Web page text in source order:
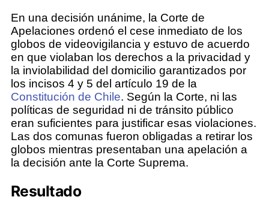
En una decisión unánime, la Corte de
Apelaciones ordenó el cese inmediato de los
globos de videovigilancia y estuvo de acuerdo
en que violaban los derechos a la privacidad y
la inviolabilidad del domicilio garantizados por
los incisos 4 y 5 del artículo 19 de la
Constitución de Chile. Según la Corte, ni las
políticas de seguridad ni de tránsito público
eran suficientes para justificar esas violaciones.
Las dos comunas fueron obligadas a retirar los
globos mientras presentaban una apelación a
la decisión ante la Corte Suprema.
Resultado